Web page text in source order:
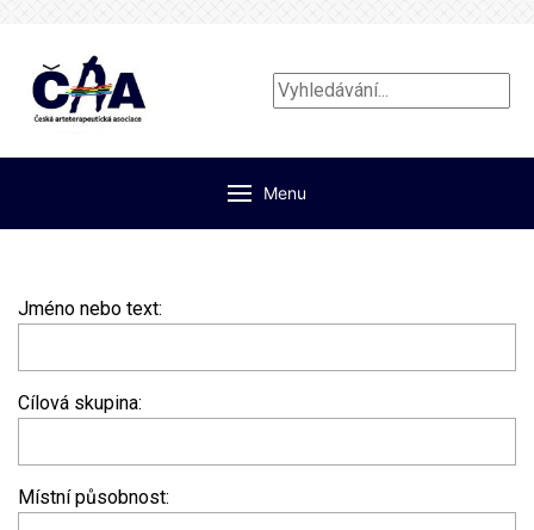
Vyhledávání...
Menu
Jméno nebo text:
Cílová skupina:
Místní působnost: